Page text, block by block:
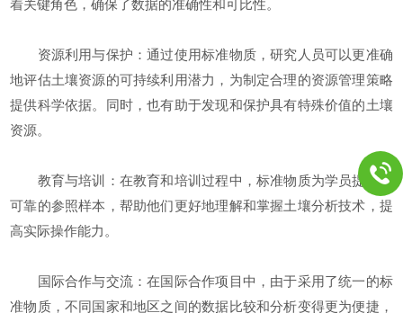
着关键角色，确保了数据的准确性和可比性。
资源利用与保护：通过使用标准物质，研究人员可以更准确
地评估土壤资源的可持续利用潜力，为制定合理的资源管理策略
提供科学依据。同时，也有助于发现和保护具有特殊价值的土壤
资源。
教育与培训：在教育和培训过程中，标准物质为学员提供了
可靠的参照样本，帮助他们更好地理解和掌握土壤分析技术，提
高实际操作能力。
国际合作与交流：在国际合作项目中，由于采用了统一的标
准物质，不同国家和地区之间的数据比较和分析变得更为便捷，